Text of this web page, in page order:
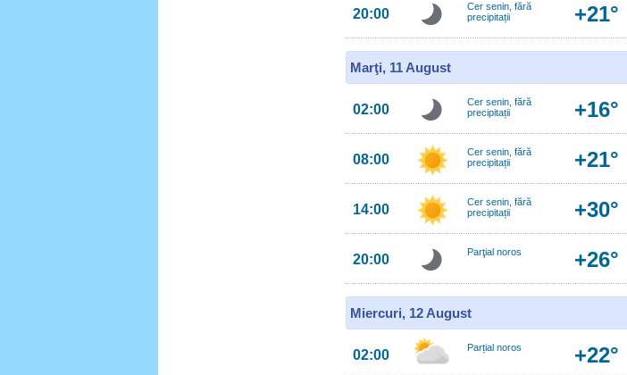
20:00
Cer senin, fără
precipitații
+21°
Marţi, 11 August
02:00
Cer senin, fără
precipitații
+16°
08:00
Cer senin, fără
precipitații
+21°
14:00
Cer senin, fără
precipitații
+30°
20:00 Parţial noros +26°
Miercuri, 12 August
02:00 Parțial noros +22°